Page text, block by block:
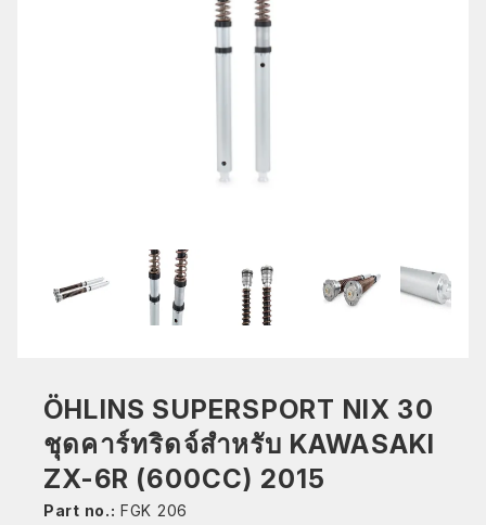
ÖHLINS SUPERSPORT NIX 30
ชุดคาร์ทริดจ์สำหรับ KAWASAKI
ZX-6R (600CC) 2015
Part no.: FGK 206